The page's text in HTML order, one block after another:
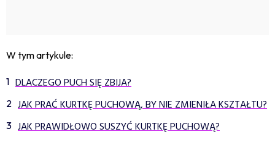
W tym artykule:
DLACZEGO PUCH SIĘ ZBIJA?
JAK PRAĆ KURTKĘ PUCHOWĄ, BY NIE ZMIENIŁA KSZTAŁTU?
JAK PRAWIDŁOWO SUSZYĆ KURTKĘ PUCHOWĄ?